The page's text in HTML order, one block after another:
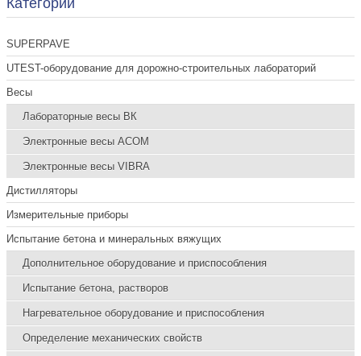
Категории
SUPERPAVE
UTEST-оборудование для дорожно-строительных лабораторий
Весы
Лабораторные весы ВК
Электронные весы ACOM
Электронные весы VIBRA
Дистилляторы
Измерительные приборы
Испытание бетона и минеральных вяжущих
Дополнительное оборудование и приспособления
Испытание бетона, растворов
Нагревательное оборудование и приспособления
Определение механических свойств